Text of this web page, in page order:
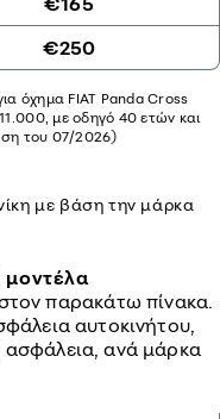
€250
όχημα FIAT Panda Cross
με οδηγό 40 ετών και
του 07/2026)
με βάση την μάρκα
παρακάτω πίνακα.
αυτοκινήτου,
ασφάλεια, ανά μάρκα